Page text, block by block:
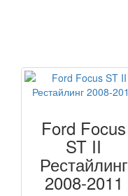
Ford Focus
ST II
Рестайлинг
2008-2011